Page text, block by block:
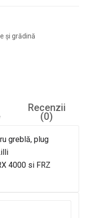
și grădină
Recenzii
(0)
greblă, plug
4000 si FRZ